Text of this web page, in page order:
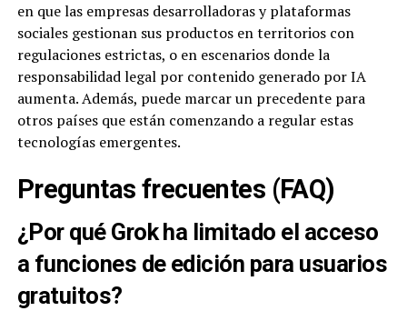
en que las empresas desarrolladoras y plataformas
sociales gestionan sus productos en territorios con
regulaciones estrictas, o en escenarios donde la
responsabilidad legal por contenido generado por IA
aumenta. Además, puede marcar un precedente para
otros países que están comenzando a regular estas
tecnologías emergentes.
Preguntas frecuentes (FAQ)
¿Por qué Grok ha limitado el acceso
a funciones de edición para usuarios
gratuitos?